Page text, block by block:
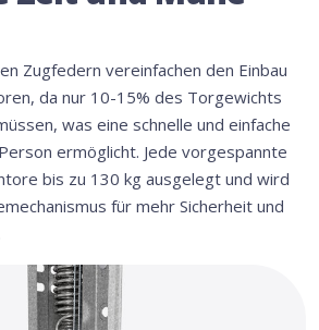
Zugfedern vereinfachen den Einbau
da nur 10-15% des Torgewichts
was eine schnelle und einfache
ermöglicht. Jede vorgespannte
bis zu 130 kg ausgelegt und wird
für mehr Sicherheit und